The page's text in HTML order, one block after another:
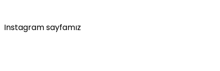
Instagram sayfamız